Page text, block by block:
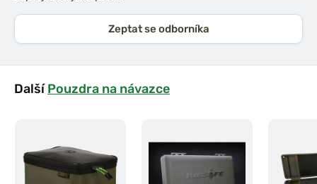
Zeptat se odborníka
DalšíPouzdra na návazce